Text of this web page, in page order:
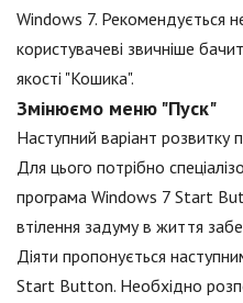
Windows 7. Рекомендується
користувачеві звичніше
якості "Кошика".
Змінюємо меню "Пуск"
Наступний варіант розвитку
Для цього потрібно
програма Windows 7 Start
втілення задуму в життя
Діяти пропонується
Start Button. Необхідно